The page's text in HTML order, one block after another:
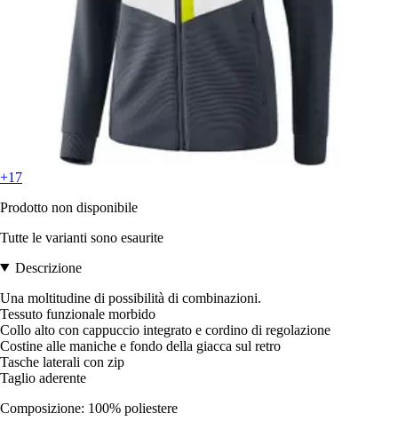
+17
Prodotto non disponibile
Tutte le varianti sono esaurite
Descrizione
Una moltitudine di possibilità di combinazioni.
Tessuto funzionale morbido
Collo alto con cappuccio integrato e cordino di regolazione
Costine alle maniche e fondo della giacca sul retro
Tasche laterali con zip
Taglio aderente
Composizione: 100% poliestere